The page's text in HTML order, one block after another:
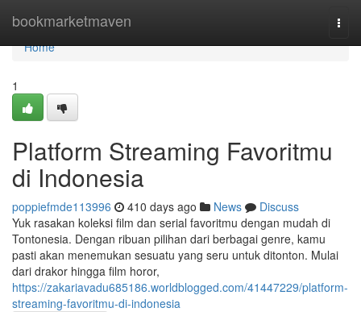
bookmarketmaven
Home
Home
1
Platform Streaming Favoritmu
di Indonesia
poppiefmde113996 410 days ago News
Discuss
Yuk rasakan koleksi film dan serial favoritmu dengan mudah di
Tontonesia. Dengan ribuan pilihan dari berbagai genre, kamu
pasti akan menemukan sesuatu yang seru untuk ditonton. Mulai
dari drakor hingga film horor,
https://zakariavadu685186.worldblogged.com/41447229/platform-
streaming-favoritmu-di-indonesia